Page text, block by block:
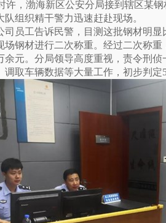
许，渤海新区公安分局接到辖区某
组织精干警力迅速赶赴现场。
司员工告诉民警，目测这批钢材明显
场钢材进行二次称重。经过二次称
余元。分局领导高度重视，责令刑
取车辆数据等大量工作，初步判定